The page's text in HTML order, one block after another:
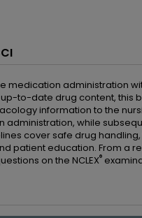
medication administration
to-date drug content, this
information to the
while
cover safe drug
patient education. From a
on the NCLEX®